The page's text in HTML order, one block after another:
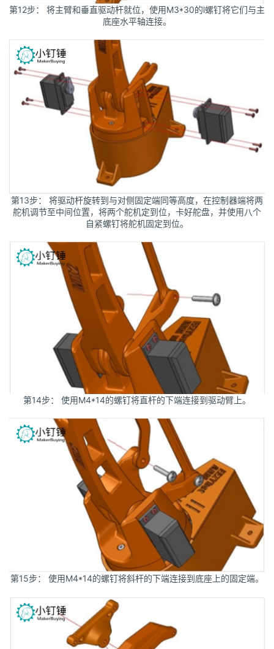
第12步： 将主臂和垂直驱动杆就位，使用M3*30的l螺钉将它们与主
底座水平轴连接。
第13步： 将驱动杆旋转到与对侧固定端同等高度，在控制器端将两
舵机调节至中间位置，将两个舵机定到位，卡好舵盘，并使用八个
自紧螺钉将舵机固定到位。
第14步： 使用M4*14的螺钉将直杆的下端连接到驱动臂上。
第15步： 使用M4*14的螺钉将斜杆的下端连接到底座上的固定端。